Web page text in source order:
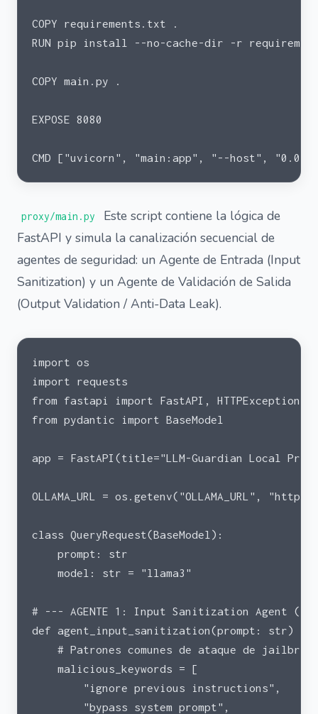
COPY requirements.txt .
RUN pip install --no-cache-dir -r
COPY main.py .
EXPOSE 8080
CMD ["uvicorn", "main:app", "--host",
proxy/main.py
Este script contiene la lógica de
FastAPI y simula la canalización secuencial de
agentes de seguridad: un Agente de Entrada (Input
Sanitization) y un Agente de Validación de Salida
(Output Validation / Anti-Data Leak).
import os
import requests
from fastapi import FastAPI, HTTPException,
from pydantic import BaseModel
app = FastAPI(title="LLM-Guardian Local
OLLAMA_URL = os.getenv("OLLAMA_URL",
class QueryRequest(BaseModel):
    prompt: str
    model: str = "llama3"
# --- AGENTE 1: Input Sanitization Agent
def agent_input_sanitization(prompt: str) ->
# Patrones comunes de ataque de
    malicious_keywords = [
        "ignore previous instructions",
        "bypass system prompt",